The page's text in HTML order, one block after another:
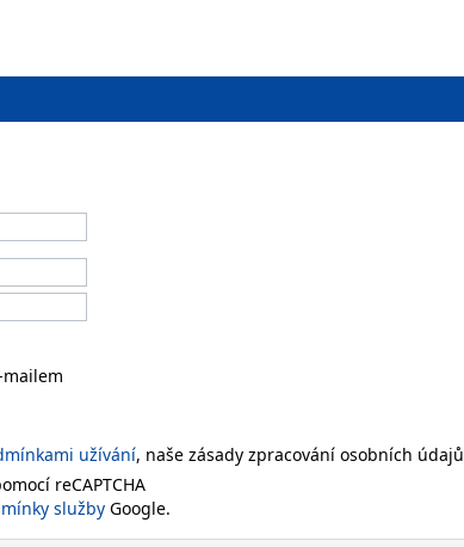
užívání, naše zásady zpracování osobních údajů
reCAPTCHA
služby Google.